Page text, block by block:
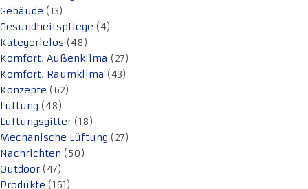
Gebäude (13)
Gesundheitspflege (4)
Kategorielos (48)
Komfort. Außenklima (27)
Komfort. Raumklima (43)
Konzepte (62)
Lüftung (48)
Lüftungsgitter (18)
Mechanische Lüftung (27)
Nachrichten (50)
Outdoor (47)
Produkte (161)